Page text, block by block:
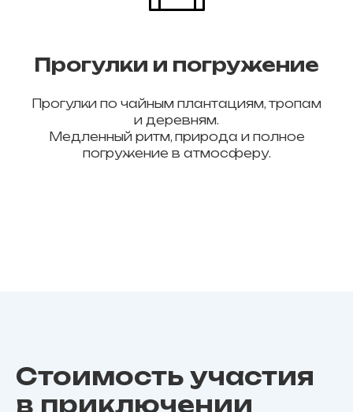
Прогулки и погружение
Прогулки по чайным плантациям, тропам
и деревням.
Медленный ритм, природа и полное
погружение в атмосферу.
Стоимость участия
в приключении